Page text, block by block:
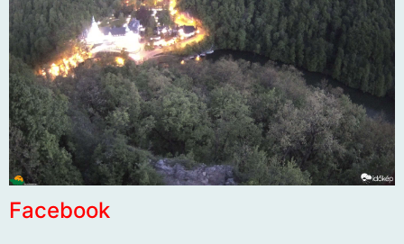
Facebook